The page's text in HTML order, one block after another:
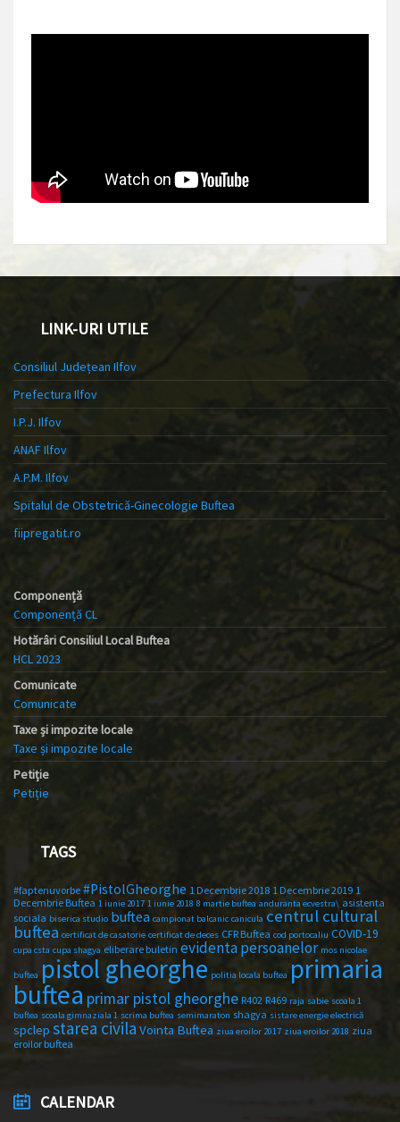
LINK-URI UTILE
Consiliul Județean Ilfov
Prefectura Ilfov
I.P.J. Ilfov
ANAF Ilfov
A.P.M. Ilfov
Spitalul de Obstetrică-Ginecologie Buftea
fiipregatit.ro
Componență
Componență CL
Hotărâri Consiliul Local Buftea
HCL 2023
Comunicate
Comunicate
Taxe și impozite locale
Taxe și impozite locale
Petiție
Petiție
TAGS
#faptenuvorbe #PistolGheorghe 1 Decembrie 2018 1 Decembrie 2019 1
Decembrie Buftea 1 iunie 2017 1 iunie 2018 8 martie buftea anduranta ecvestra\ asistenta
sociala biserica studio buftea campionat balcanic canicula centrul cultural
buftea certificat de casatorie certificat de deces CFR Buftea cod portocaliu COVID-19
cupa csta cupa shagya eliberare buletin evidenta persoanelor mos nicolae
buftea pistol gheorghe politia locala buftea primaria
buftea primar pistol gheorghe R402 R469 raja sabie scoala 1
buftea scoala gimnaziala 1 scrima buftea semimaraton shagya sistare energie electrică
spclep starea civila Vointa Buftea ziua eroilor 2017 ziua eroilor 2018 ziua
eroilor buftea
CALENDAR